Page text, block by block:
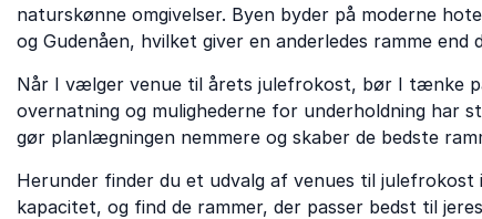
naturskønne omgivelser. Byen byder på moderne
og Gudenåen, hvilket giver en anderledes ramme end
Når I vælger venue til årets julefrokost, bør I tænke
overnatning og mulighederne for underholdning har
gør planlægningen nemmere og skaber de bedste
Herunder finder du et udvalg af venues til julefrokost
kapacitet, og find de rammer, der passer bedst til